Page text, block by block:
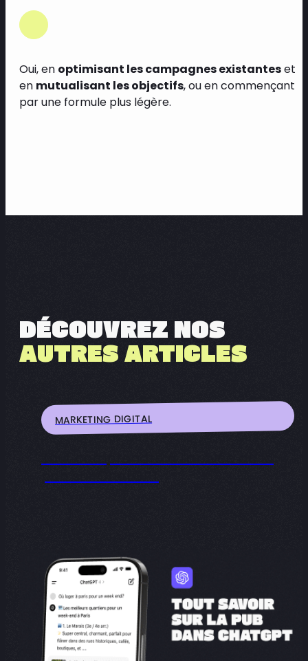
Oui, en optimisant les campagnes existanteset
en mutualisant les objectifs, ou en commençant
par une formule plus légère.
DÉCOUVREZ NOS
AUTRES ARTICLES
MARKETING DIGITAL